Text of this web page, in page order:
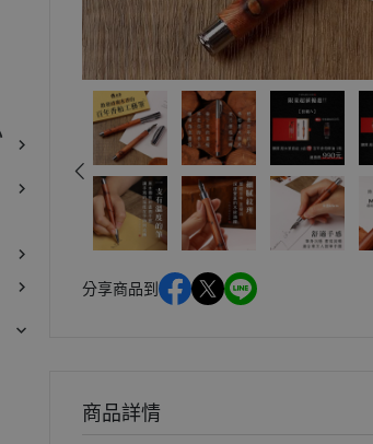
分享商品到
商品詳情